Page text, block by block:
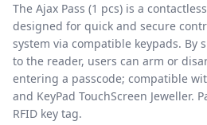
The Ajax Pass (1 pcs) is a
designed for quick and secure
system via compatible keypads. By
to the reader, users can arm or
entering a passcode; compatible
and KeyPad TouchScreen Jeweller.
RFID key tag.